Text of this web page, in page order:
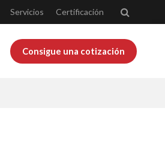
Servicios Certificación
Consigue una cotización